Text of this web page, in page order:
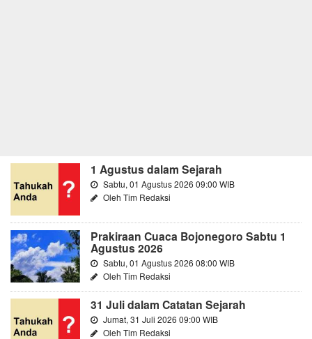
1 Agustus dalam Sejarah
Sabtu, 01 Agustus 2026 09:00 WIB
Oleh Tim Redaksi
Prakiraan Cuaca Bojonegoro Sabtu 1
Agustus 2026
Sabtu, 01 Agustus 2026 08:00 WIB
Oleh Tim Redaksi
31 Juli dalam Catatan Sejarah
Jumat, 31 Juli 2026 09:00 WIB
Oleh Tim Redaksi